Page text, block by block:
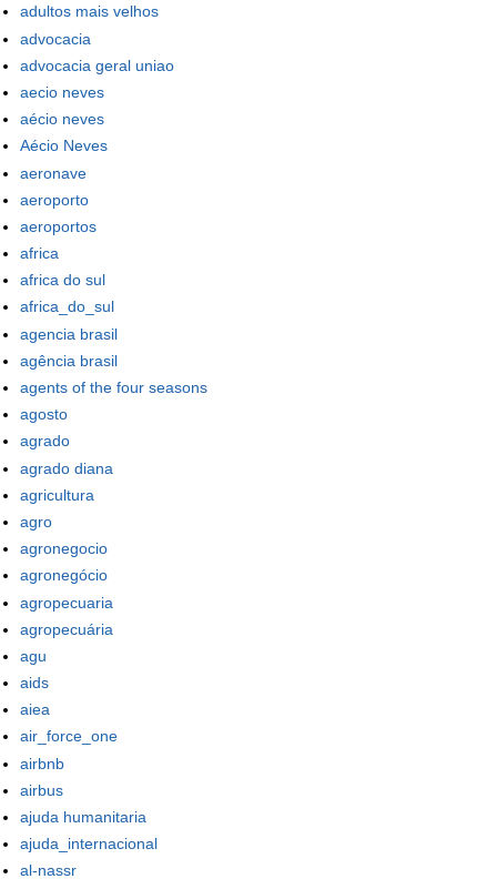
adultos mais velhos
advocacia
advocacia geral uniao
aecio neves
aécio neves
Aécio Neves
aeronave
aeroporto
aeroportos
africa
africa do sul
africa_do_sul
agencia brasil
agência brasil
agents of the four seasons
agosto
agrado
agrado diana
agricultura
agro
agronegocio
agronegócio
agropecuaria
agropecuária
agu
aids
aiea
air_force_one
airbnb
airbus
ajuda humanitaria
ajuda_internacional
al-nassr